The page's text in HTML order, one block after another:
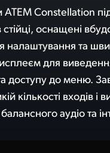
Constellation
оснащені
налаштування та
для
доступу до меню.
кількості входів і
аудіо та
рішеннями
часі. Крім
керування за
на свій
винятково